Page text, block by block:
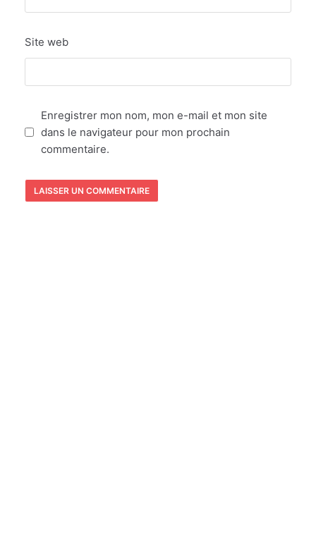
Site web
Enregistrer mon nom, mon e-mail et mon site
dans le navigateur pour mon prochain
commentaire.